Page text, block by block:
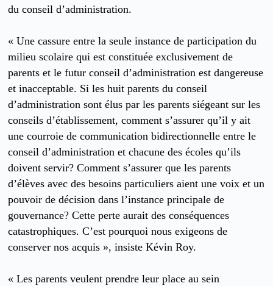
du conseil d’administration.
« Une cassure entre la seule instance de participation du
milieu scolaire qui est constituée exclusivement de
parents et le futur conseil d’administration est dangereuse
et inacceptable. Si les huit parents du conseil
d’administration sont élus par les parents siégeant sur les
conseils d’établissement, comment s’assurer qu’il y ait
une courroie de communication bidirectionnelle entre le
conseil d’administration et chacune des écoles qu’ils
doivent servir? Comment s’assurer que les parents
d’élèves avec des besoins particuliers aient une voix et un
pouvoir de décision dans l’instance principale de
gouvernance? Cette perte aurait des conséquences
catastrophiques. C’est pourquoi nous exigeons de
conserver nos acquis », insiste Kévin Roy.
« Les parents veulent prendre leur place au sein